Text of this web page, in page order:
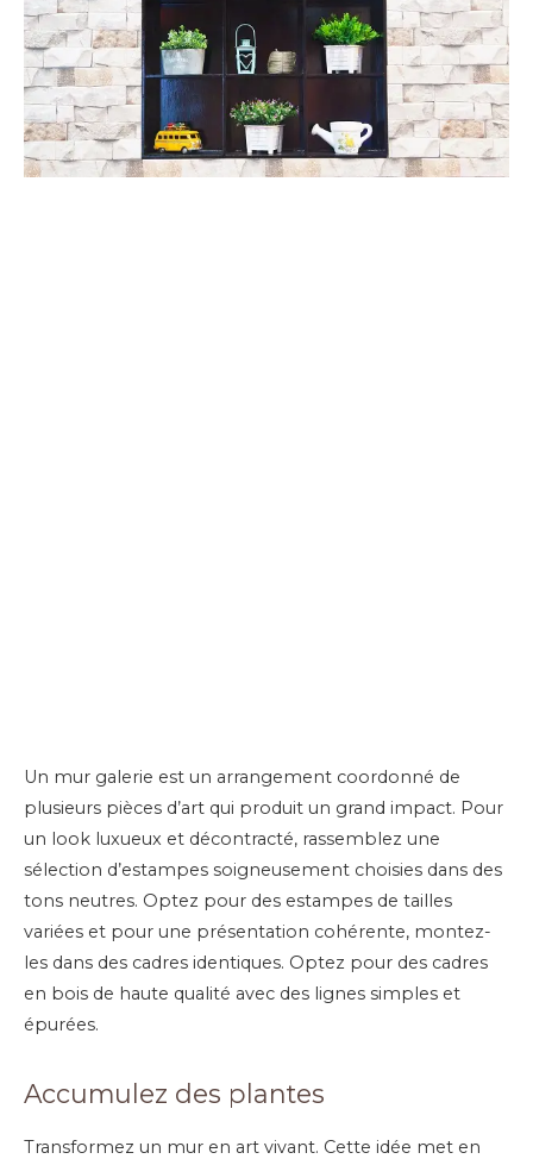
Un mur galerie est un arrangement coordonné de
plusieurs pièces d’art qui produit un grand impact. Pour
un look luxueux et décontracté, rassemblez une
sélection d’estampes soigneusement choisies dans des
tons neutres. Optez pour des estampes de tailles
variées et pour une présentation cohérente, montez-
les dans des cadres identiques. Optez pour des cadres
en bois de haute qualité avec des lignes simples et
épurées.
Accumulez des plantes
Transformez un mur en art vivant. Cette idée met en